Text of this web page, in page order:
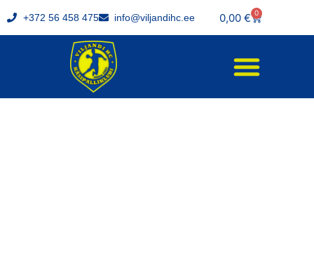
+372 56 458 475 info@viljandihc.ee 0,00 € 0